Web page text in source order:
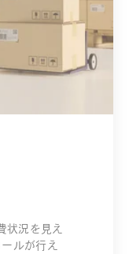
状況を見え
ルが行え